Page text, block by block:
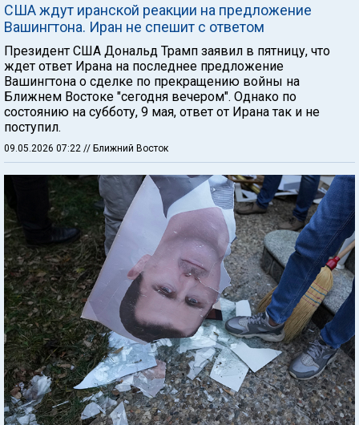
США ждут иранской реакции на предложение
Вашингтона. Иран не спешит с ответом
Президент США Дональд Трамп заявил в пятницу, что
ждет ответ Ирана на последнее предложение
Вашингтона о сделке по прекращению войны на
Ближнем Востоке "сегодня вечером". Однако по
состоянию на субботу, 9 мая, ответ от Ирана так и не
поступил.
09.05.2026 07:22 // Ближний Восток